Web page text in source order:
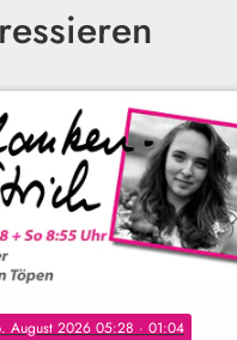
. August 2026 05:28 · 01:04